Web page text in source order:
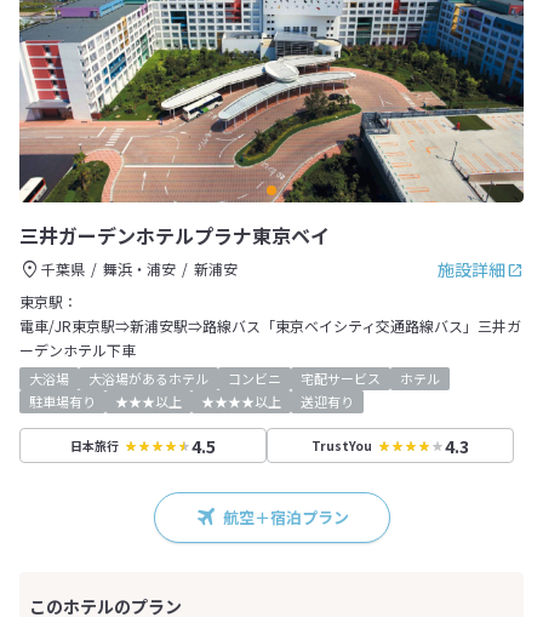
三井ガーデンホテルプラナ東京ベイ
施設詳細
千葉県 舞浜・浦安
新浦安
東京駅：
電車/JR東京駅⇒新浦安駅⇒路線バス「東京ベイシティ交通路線バス」三井ガ
ーデンホテル下車
大浴場 大浴場があるホテル コンビニ 宅配サービス
ホテル
駐車場有り
★★★以上 ★★★★以上 送迎有り
日本旅行 4.5 TrustYou 4.3
航空＋宿泊プラン